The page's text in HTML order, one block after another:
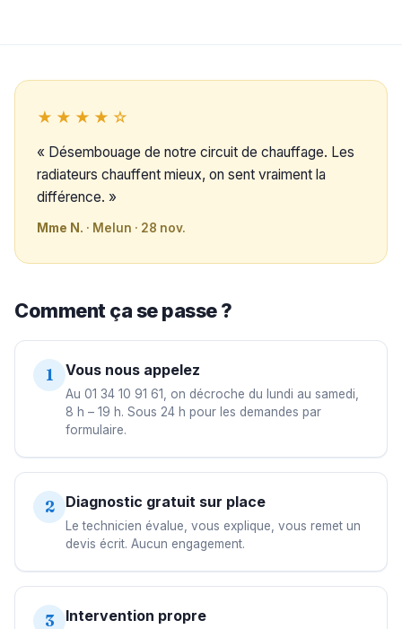
★★★★☆
« Désembouage de notre circuit de chauffage. Les
radiateurs chauffent mieux, on sent vraiment la
différence. »
Mme N. · Melun · 28 nov.
Comment ça se passe ?
1 Vous nous appelez
Au 01 34 10 91 61, on décroche du lundi au samedi,
8 h – 19 h. Sous 24 h pour les demandes par
formulaire.
2 Diagnostic gratuit sur place
Le technicien évalue, vous explique, vous remet un
devis écrit. Aucun engagement.
3 Intervention propre